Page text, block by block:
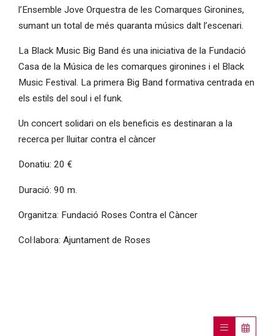
l’Ensemble Jove Orquestra de les Comarques Gironines,
sumant un total de més quaranta músics dalt l’escenari.
La Black Music Big Band és una iniciativa de la Fundació
Casa de la Música de les comarques gironines i el Black
Music Festival. La primera Big Band formativa centrada en
els estils del soul i el funk.
Un concert solidari on els beneficis es destinaran a la
recerca per lluitar contra el càncer
Donatiu: 20 €
Duració: 90 m.
Organitza: Fundació Roses Contra el Càncer
Col·labora: Ajuntament de Roses